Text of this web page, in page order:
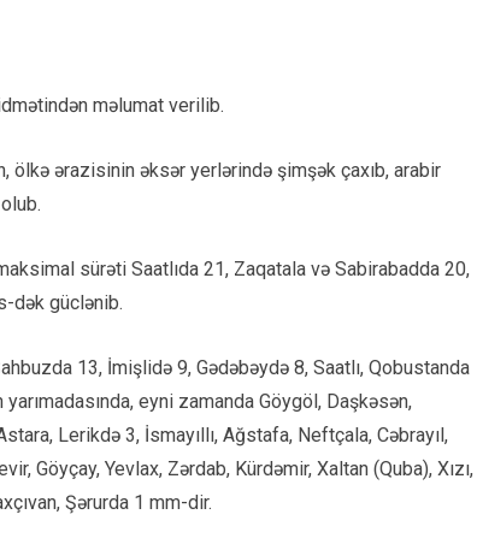
məlumat verilib.
ölkə ərazisinin əksər yerlərində şimşək çaxıb, arabir
sürəti Saatlıda 21, Zaqatala və Sabirabadda 20,
dək güclənib.
13, İmişlidə 9, Gədəbəydə 8, Saatlı, Qobustanda
eyni zamanda Göygöl, Daşkəsən,
Lerikdə 3, İsmayıllı, Ağstafa, Neftçala, Cəbrayıl,
Göyçay, Yevlax, Zərdab, Kürdəmir, Xaltan (Quba), Xızı,
Şərurda 1 mm-dir.